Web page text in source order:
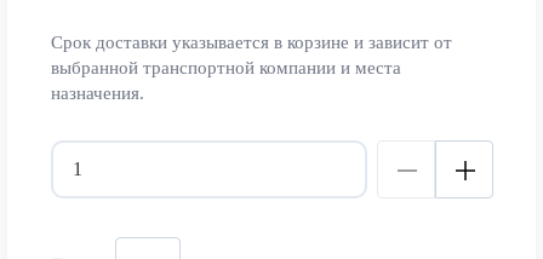
Срок доставки указывается в корзине и зависит от
выбранной транспортной компании и места
назначения.